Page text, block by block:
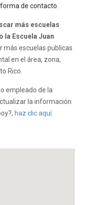
forma de contacto
más escuelas
la Escuela Juan
más escuelas publicas
en el área, zona,
Rico.
empleado de la
la información
haz clic aquí.